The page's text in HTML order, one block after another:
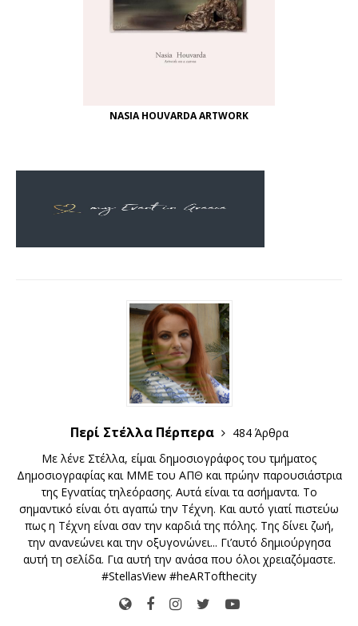
NASIA HOUVARDA ARTWORK
Περί Στέλλα Πέρπερα
484 Άρθρα
Με λένε Στέλλα, είμαι δημοσιογράφος του τμήματος
Δημοσιογραφίας και ΜΜΕ του ΑΠΘ και πρώην παρουσιάστρια
της Εγνατίας τηλεόρασης. Αυτά είναι τα ασήμαντα. Το
σημαντικό είναι ότι αγαπώ την Τέχνη. Και αυτό γιατί πιστεύω
πως η Τέχνη είναι σαν την καρδιά της πόλης. Της δίνει ζωή,
την ανανεώνει και την οξυγονώνει... Γι’αυτό δημιούργησα
αυτή τη σελίδα. Για αυτή την ανάσα που όλοι χρειαζόμαστε.
#StellasView #heARTofthecity